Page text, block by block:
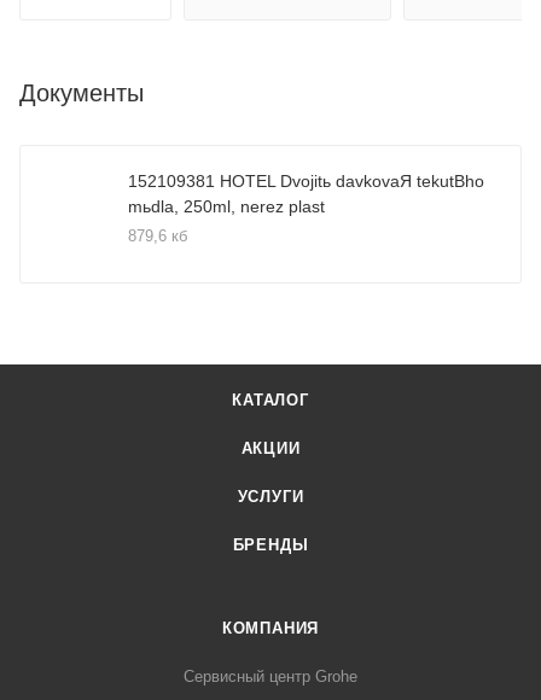
Документы
152109381 HOTEL Dvojitь dаvkovaЯ tekutВho
mьdla, 250ml, nerez plast
879,6 кб
КАТАЛОГ
АКЦИИ
УСЛУГИ
БРЕНДЫ
КОМПАНИЯ
Сервисный центр Grohe